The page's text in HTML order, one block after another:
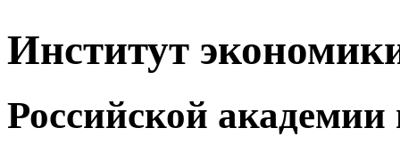
Институт
Российской академии